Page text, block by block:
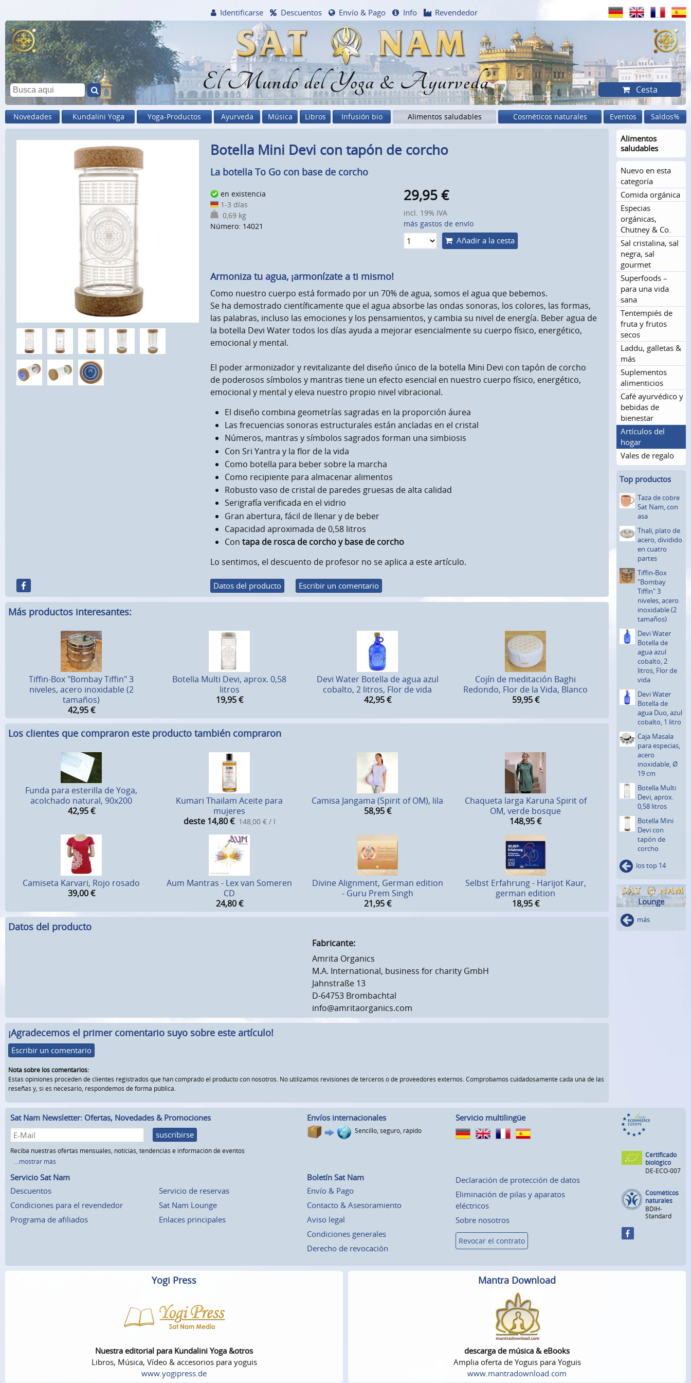
El Mundo del Yoga & Ayurveda
Identificarse Descuentos Envío & Pago Info Revendedor
Cesta
Novedades Kundalini Yoga Yoga-Productos Ayurveda Música Libros Infusión bio Alimentos saludables Cosméticos naturales Eventos Saldos%
Botella Mini Devi con tapón de corcho
La botella To Go con base de corcho
en existencia
1-3 días
0,69 kg
Número: 14021
29,95€
incl. 19% IVA
más gastos de envío
Añadir a la cesta
Armoniza tu agua, ¡armonízate a ti mismo!
Como nuestro cuerpo está formado por un 70% de agua, somos el agua que bebemos.
Se ha demostrado científicamente que el agua absorbe las ondas sonoras, los colores, las formas,
las palabras, incluso las emociones y los pensamientos, y cambia su nivel de energía. Beber agua de
la botella Devi Water todos los días ayuda a mejorar esencialmente su cuerpo físico, energético,
emocional y mental.
El poder armonizador y revitalizante del diseño único de la botella Mini Devi con tapón de corcho
de poderosos símbolos y mantras tiene un efecto esencial en nuestro cuerpo físico, energético,
emocional y mental y eleva nuestro propio nivel vibracional.
El diseño combina geometrías sagradas en la proporción áurea
Las frecuencias sonoras estructurales están ancladas en el cristal
Números, mantras y símbolos sagrados forman una simbiosis
Con Sri Yantra y la flor de la vida
Como botella para beber sobre la marcha
Como recipiente para almacenar alimentos
Robusto vaso de cristal de paredes gruesas de alta calidad
Serigrafía verificada en el vidrio
Gran abertura, fácil de llenar y de beber
Capacidad aproximada de 0,58 litros
Contapa de rosca de corcho y base de corcho
Lo sentimos, el descuento de profesor no se aplica a este artículo.
Datos del producto Escribir un comentario
Más productos interesantes:
Tiffin-Box "Bombay Tiffin" 3
niveles, acero inoxidable (2
tamaños)
42,95 €
Botella Multi Devi, aprox. 0,58
litros
19,95 €
Devi Water Botella de agua azul
cobalto, 2 litros, Flor de vida
42,95 €
Cojín de meditación Baghi
Redondo, Flor de la Vida, Blanco
59,95 €
Los clientes que compraron este producto también compraron
Funda para esterilla de Yoga,
acolchado natural, 90x200
42,95 €
Kumari Thailam Aceite para
mujeres
deste 14,80 € 148,00 € / l
Camisa Jangama (Spirit of OM), lila
58,95 €
Chaqueta larga Karuna Spirit of
OM, verde bosque
148,95€
Camiseta Karvari, Rojo rosado
39,00 €
Aum Mantras - Lex van Someren
CD
24,80 €
Divine Alignment, German edition
- Guru Prem Singh
21,95 €
Selbst Erfahrung - Harijot Kaur,
german edition
18,95 €
Datos del producto
Fabricante:
Amrita Organics
M.A. International, business for charity GmbH
Jahnstraße 13
D-64753 Brombachtal
info@amritaorganics.com
¡Agradecemos el primer comentario suyo sobre este artículo!
Escribir un comentario
Nota sobre los comentarios:
Estas opiniones proceden de clientes registrados que han comprado el producto con nosotros. No utilizamos revisiones de terceros o de proveedores externos. Comprobamos cuidadosamente cada una de las
reseñas y, si es necesario, respondemos de forma pública.
Alimentos
saludables
Nuevo en esta
categoría
Comida orgánica
Especias
orgánicas,
Chutney & Co.
Sal cristalina, sal
negra, sal
gourmet
Superfoods –
para una vida
sana
Tentempiés de
fruta y frutos
secos
Laddu, galletas &
más
Suplementos
alimenticios
Café ayurvédico y
bebidas de
bienestar
Artículos del
hogar
Vales de regalo
Top productos
Taza de cobre
Sat Nam, con
asa
Thali, plato de
acero, dividido
en cuatro
partes
Tiffin-Box
"Bombay
Tiffin" 3
niveles, acero
inoxidable (2
tamaños)
Devi Water
Botella de
agua azul
cobalto, 2
litros, Flor de
vida
Devi Water
Botella de
agua Duo, azul
cobalto, 1 litro
Caja Masala
para especias,
acero
inoxidab­le, Ø
19 cm
Botella Multi
Devi, aprox.
0,58 litros
Botella Mini
Devi con
tapón de
corcho
los top 14
Lounge
más
Sat Nam Newsletter: Ofertas, Novedades & Promociones
suscribirse
Reciba nuestras ofertas mensuales, noticias, tendencias e información de eventos
...mostrar más
Envíos internacionales
Sencillo, seguro, rápido
Servicio multilingüe
Servicio Sat Nam
Descuentos
Condiciones para el revendedor
Programa de afiliados
Servicio de reservas
Sat Nam Lounge
Enlaces principales
Boletín Sat Nam
Envío & Pago
Contacto & Asesoramiento
Aviso legal
Condiciones generales
Derecho de revocación
Declaración de protección de datos
Eliminación de pilas y aparatos
eléctricos
Sobre nosotros
Revocar el contrato
Certificado
biológico
DE-ECO-007
Cosméticos
naturales
BDIH-
Standard
Yogi Press
Nuestra editorial para Kundalini Yoga &otros
Libros, Música, Vídeo & accesorios para yoguis
www.yogipress.de
Mantra Download
descarga de música & eBooks
Amplia oferta de Yoguis para Yoguis
www.mantradownload.com